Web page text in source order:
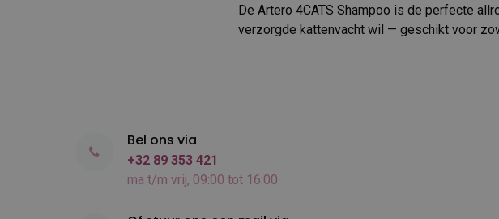
De Artero 4CATS Shampoo is de perfecte
verzorgde kattenvacht wil — geschikt voor
Bel ons via
+32 89 353 421
ma t/m vrij, 09:00 tot 16:00